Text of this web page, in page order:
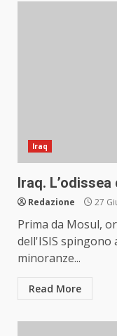
Iraq
Iraq.
Redazione 27
Prima da Mosul,
dell'ISIS spingono
minoranze...
Read More